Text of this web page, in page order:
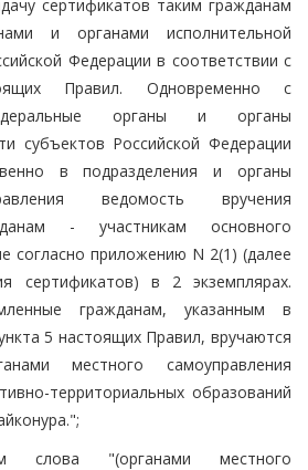
сертификатов таким гражданам
и органами исполнительной
Федерации в соответствии с
Правил. Одновременно с
органы и органы
субъектов Российской Федерации
в подразделения и органы
ведомость вручения
- участникам основного
согласно приложению N 2(1) (далее
сертификатов) в 2 экземплярах.
гражданам, указанным в
5 настоящих Правил, вручаются
местного самоуправления
территориальных образований
"(органами местного